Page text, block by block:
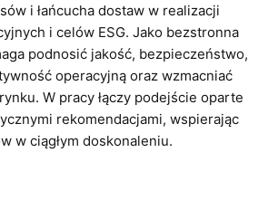
i łańcucha dostaw w realizacji
i celów ESG. Jako bezstronna
podnosić jakość, bezpieczeństwo,
operacyjną oraz wzmacniać
W pracy łączy podejście oparte
rekomendacjami, wspierając
w ciągłym doskonaleniu.